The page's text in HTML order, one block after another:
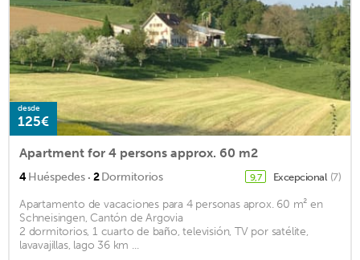
desde
125€
Apartment for 4 persons approx. 60 m2
4Huéspedes · 2Dormitorios 9,7 Excepcional (7)
Apartamento de vacaciones para 4 personas aprox. 60 m² en
Schneisingen, Cantón de Argovia
2 dormitorios, 1 cuarto de baño, televisión, TV por satélite,
lavavajillas, lago 36 km ...